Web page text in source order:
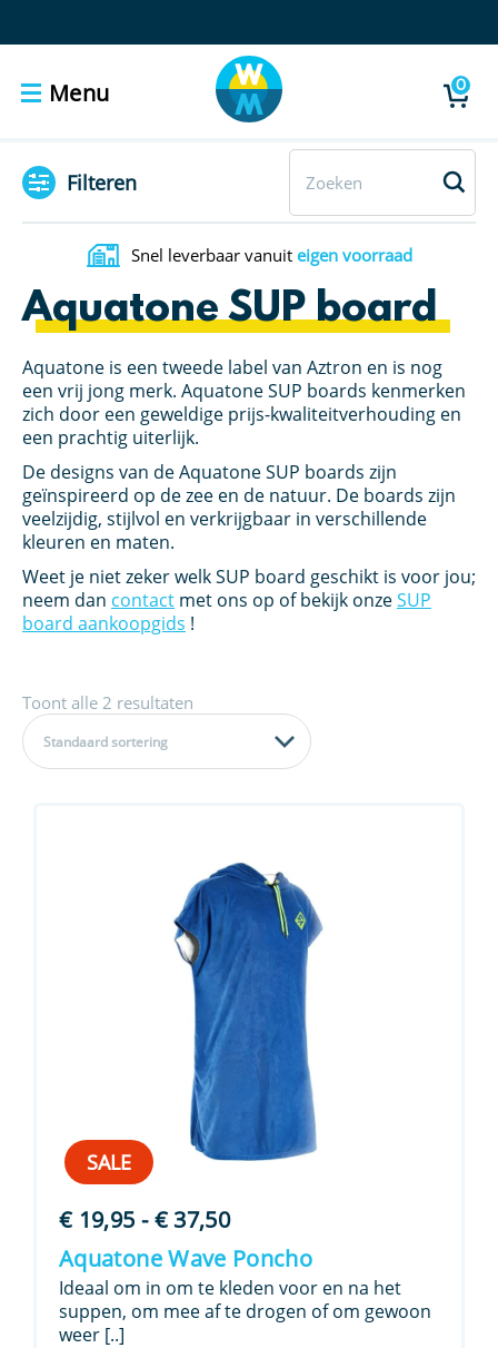
Menu 0
Filteren
Snel leverbaar vanuit eigen voorraad
Aquatone SUP board
Aquatone is een tweede label van Aztron en is nog
een vrij jong merk. Aquatone SUP boards kenmerken
zich door een geweldige prijs-kwaliteitverhouding en
een prachtig uiterlijk.
De designs van de Aquatone SUP boards zijn
geïnspireerd op de zee en de natuur. De boards zijn
veelzijdig, stijlvol en verkrijgbaar in verschillende
kleuren en maten.
Weet je niet zeker welk SUP board geschikt is voor jou;
neem dan contact met ons op of bekijk onzeSUP
board aankoopgids !
Toont alle 2 resultaten
Standaard sortering
SALE
€19,95 - €37,50Prijsklasse:
€ 19,95
tot
€ 37,50
Aquatone Wave Poncho
Ideaal om in om te kleden voor en na het
suppen, om mee af te drogen of om gewoon
weer [..]